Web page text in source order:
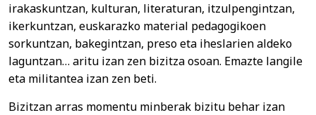
irakaskuntzan, kulturan, literaturan, itzulpengintzan,
ikerkuntzan, euskarazko material pedagogikoen
sorkuntzan, bakegintzan, preso eta iheslarien aldeko
laguntzan… aritu izan zen bizitza osoan. Emazte langile
eta militantea izan zen beti.
Bizitzan arras momentu minberak bizitu behar izan